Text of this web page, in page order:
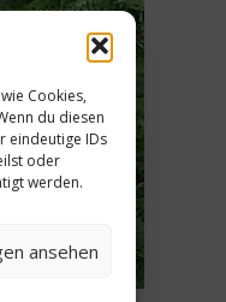
Cookies,
du diesen
eindeutige IDs
oder
werden.
ansehen